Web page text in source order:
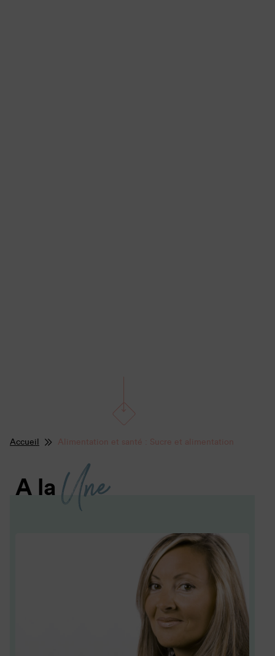
Accueil Alimentation et santé : Sucre et alimentation
A la Une